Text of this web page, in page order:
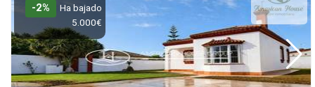
-2%
Ha bajado
5.000€